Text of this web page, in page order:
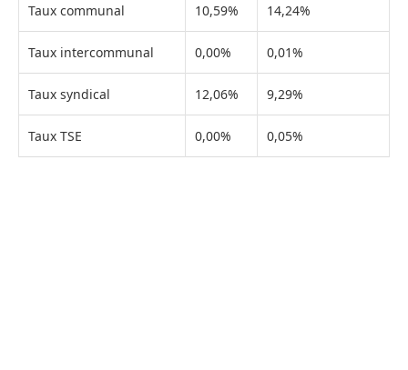
Taux communal 10,59% 14,24%
Taux intercommunal 0,00% 0,01%
Taux syndical 12,06% 9,29%
Taux TSE 0,00% 0,05%